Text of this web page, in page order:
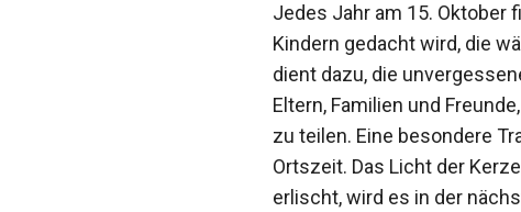
Jedes Jahr am 15. Oktober
Kindern gedacht wird, die
dient dazu, die
Eltern, Familien und
zu teilen. Eine besondere
Ortszeit. Das Licht der
erlischt, wird es in der